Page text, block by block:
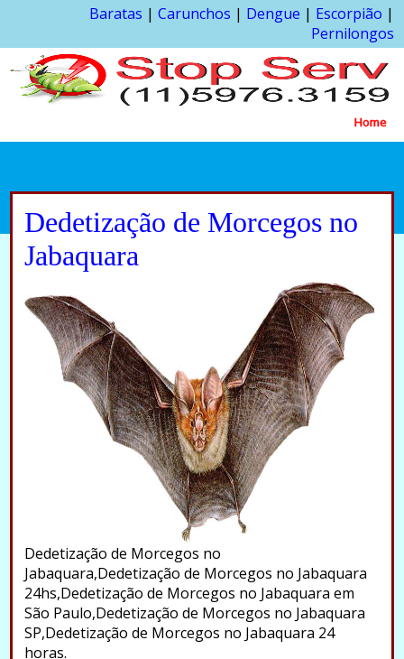
Baratas | Carunchos | Dengue | Escorpião |
Pernilongos
Home
Dedetização de Morcegos no
Jabaquara
Dedetização de Morcegos no
Jabaquara,Dedetização de Morcegos no Jabaquara
24hs,Dedetização de Morcegos no Jabaquara em
São Paulo,Dedetização de Morcegos no Jabaquara
SP,Dedetização de Morcegos no Jabaquara 24
horas.